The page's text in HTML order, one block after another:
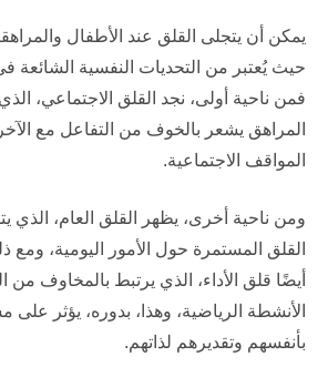
يمكن أن يتجلى القلق عند الأطفال
حيث يُعتبر من التحديات النفسية الشائعة
فمن ناحية أولى، نجد القلق الاجتماعي،
المراهق يشعر بالخوف من التفاعل مع
المواقف الاجتماعية.
ومن ناحية أخرى، يظهر القلق العام، الذي
القلق المستمرة حول الأمور اليومية، ومع
أيضًا قلق الأداء، الذي يرتبط بالمخاوف
الأنشطة الرياضية، وهذا، بدوره، يؤثر على
بأنفسهم وتقديرهم لذاتهم.